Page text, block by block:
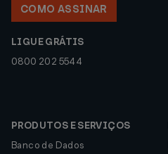
COMO ASSINAR
LIGUE GRÁTIS
0800 202 5544
PRODUTOS E SERVIÇOS
Banco de Dados